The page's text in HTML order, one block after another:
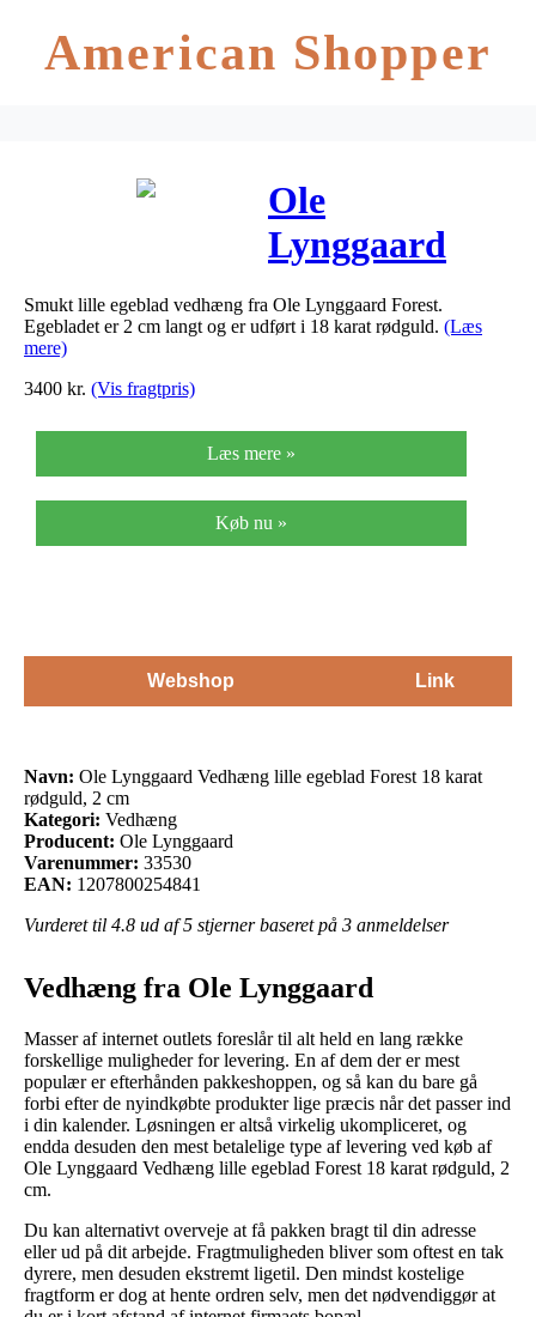
American Shopper
Ole
Lynggaard
Vedhæng lille
egeblad Forest
rødguld, 2 cm
Smukt lille egeblad vedhæng fra Ole Lynggaard Forest.
Egebladet er 2 cm langt og er udført i 18 karat rødguld. (Læs
mere)
3400 kr. (Vis fragtpris)
Læs mere »
Køb nu »
Webshop Link
Navn: Ole Lynggaard Vedhæng lille egeblad Forest 18 karat
rødguld, 2 cm
Kategori: Vedhæng
Producent: Ole Lynggaard
Varenummer: 33530
EAN: 1207800254841
Vurderet til 4.8 ud af 5 stjerner baseret på 3 anmeldelser
Vedhæng fra Ole Lynggaard
Masser af internet outlets foreslår til alt held en lang række
forskellige muligheder for levering. En af dem der er mest
populær er efterhånden pakkeshoppen, og så kan du bare gå
forbi efter de nyindkøbte produkter lige præcis når det passer ind
i din kalender. Løsningen er altså virkelig ukompliceret, og
endda desuden den mest betalelige type af levering ved køb af
Ole Lynggaard Vedhæng lille egeblad Forest 18 karat rødguld, 2
cm.
Du kan alternativt overveje at få pakken bragt til din adresse
eller ud på dit arbejde. Fragtmuligheden bliver som oftest en tak
dyrere, men desuden ekstremt ligetil. Den mindst kostelige
fragtform er dog at hente ordren selv, men det nødvendiggør at